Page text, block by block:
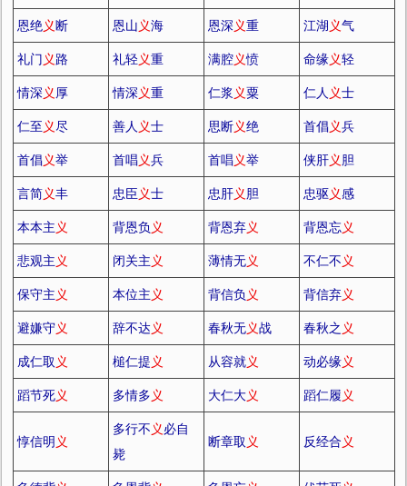
恩绝义断 恩山 义海 恩深 义重 江湖 义气
礼门 义路 礼轻 义重 满腔义愤 命缘义轻
情深 义厚 情深 义重 仁浆 义粟 仁人 义士
仁至 义尽 善人 义士 思断义绝 首倡义兵
首倡义举 首唱义兵 首唱义举 侠肝义胆
言简义丰 忠臣 义士 忠肝义胆 忠驱义感
本本主 义 背恩负 义 背恩弃义 背恩忘 义
悲观主 义 闭关主 义 薄情无义 不仁不 义
保守主 义 本位主 义 背信负 义 背信弃义
避嫌守义 辞不达义 春秋无义战 春秋之 义
成仁取 义 槌仁提 义 从容就义 动必缘义
蹈节死义 多情多 义 大仁大义 蹈仁履 义
惇信明 义
多行不 义必自
毙
断章取 义 反经合 义